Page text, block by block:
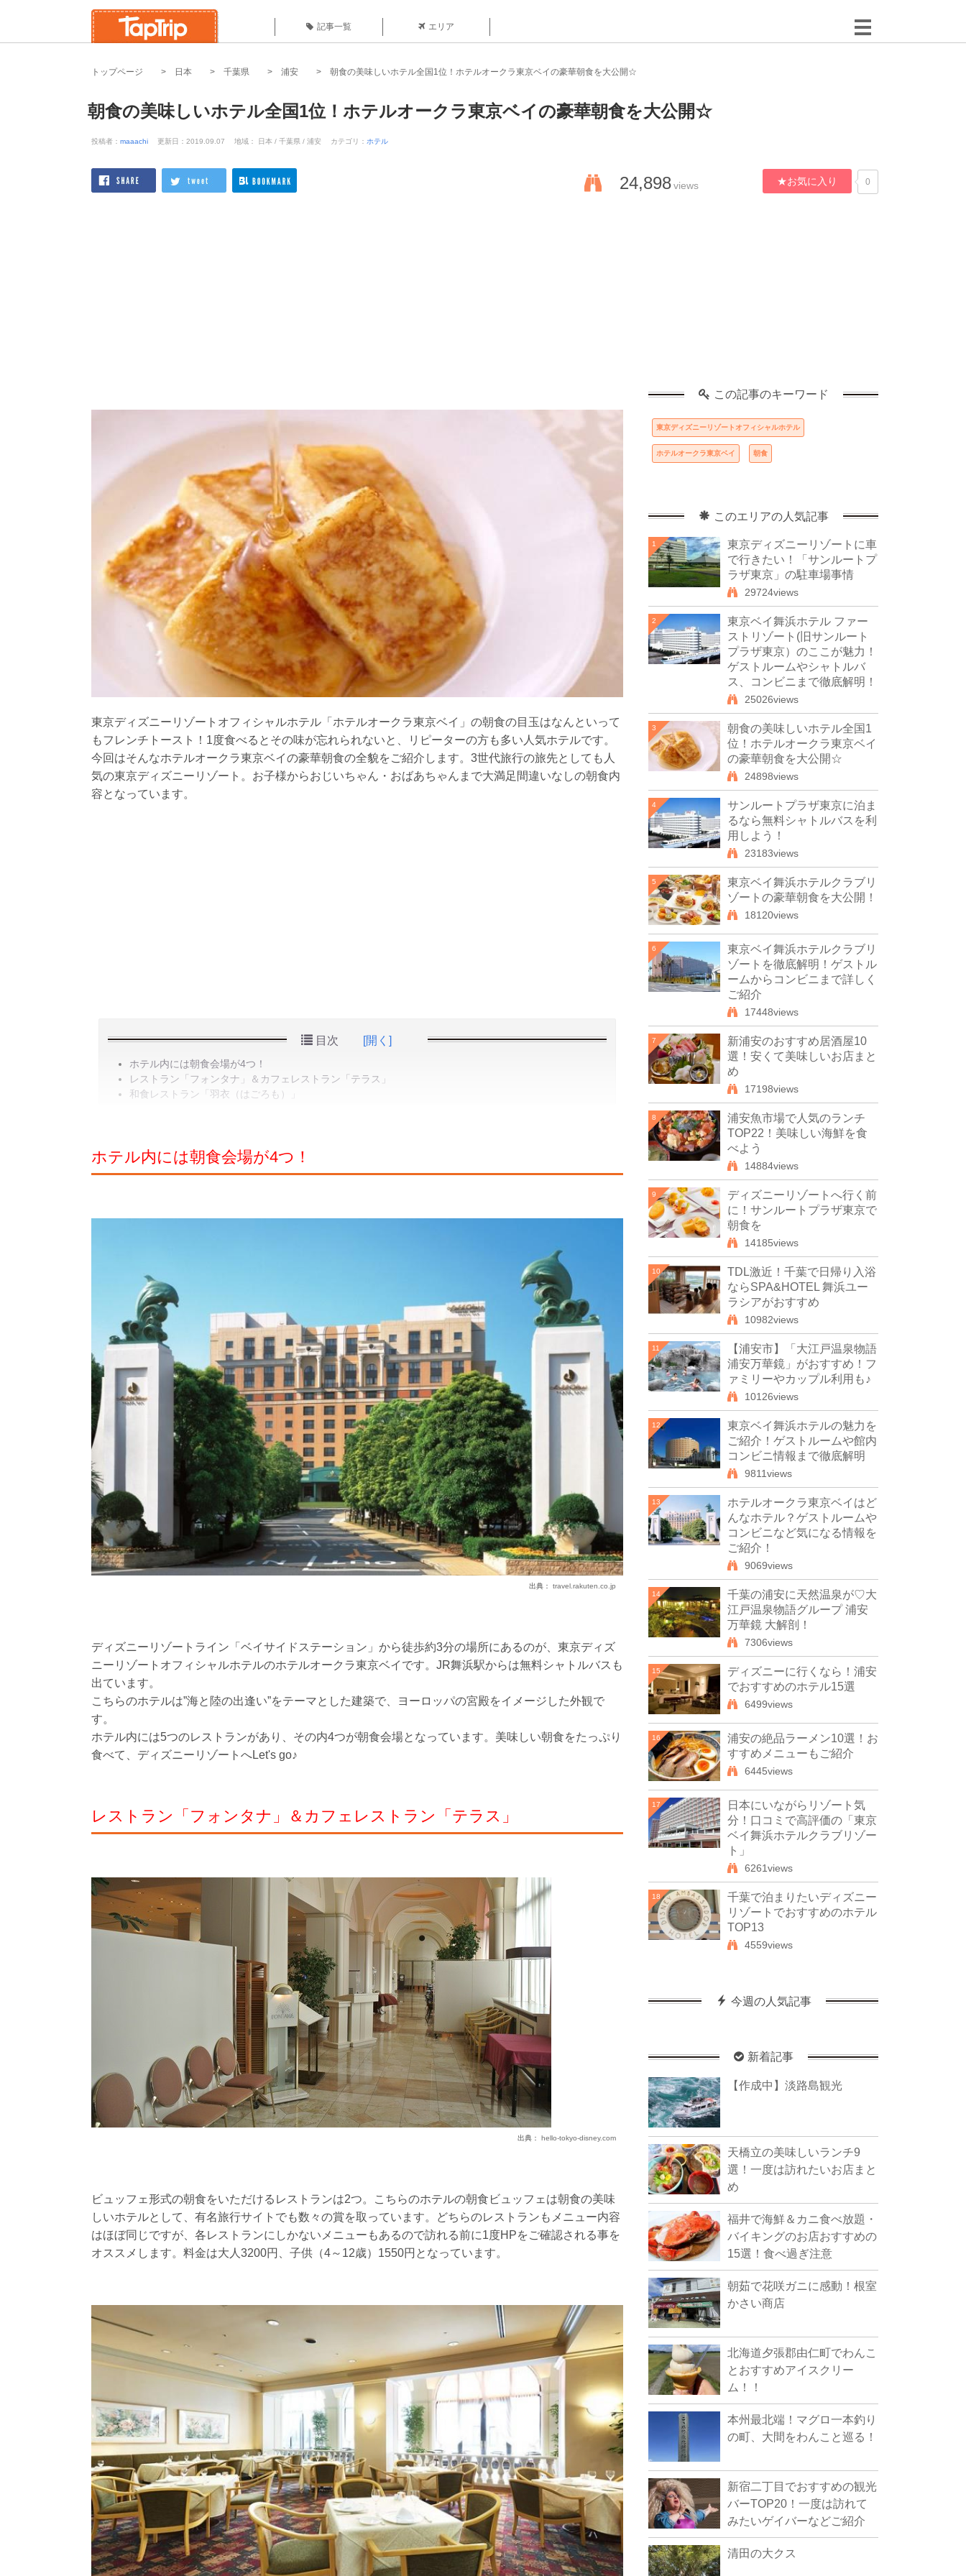
記事一覧 エリア
トップページ 日本 千葉県 浦安 朝食の美味しいホテル全国1位！ホテルオークラ東京ベイの豪華朝食を大公開☆
朝食の美味しいホテル全国1位！ホテルオークラ東京ベイの豪華朝食を大公開☆
投稿者： maaachi 更新日：2019.09.07 地域： 日本 / 千葉県 / 浦安 カテゴリ： ホテル
24,898views ★お気に入り 0
東京ディズニーリゾートオフィシャルホテル「ホテルオークラ東京ベイ」の朝食の目玉はなんといって
もフレンチトースト！1度食べるとその味が忘れられないと、リピーターの方も多い人気ホテルです。
今回はそんなホテルオークラ東京ベイの豪華朝食の全貌をご紹介します。3世代旅行の旅先としても人
気の東京ディズニーリゾート。お子様からおじいちゃん・おばあちゃんまで大満足間違いなしの朝食内
容となっています。
目次 [開く]
ホテル内には朝食会場が4つ！
レストラン「フォンタナ」＆カフェレストラン「テラス」
和食レストラン「羽衣（はごろも）」
ホテル内には朝食会場が4つ！
出典： travel.rakuten.co.jp
ディズニーリゾートライン「ベイサイドステーション」から徒歩約3分の場所にあるのが、東京ディズ
ニーリゾートオフィシャルホテルのホテルオークラ東京ベイです。JR舞浜駅からは無料シャトルバスも
出ています。
こちらのホテルは”海と陸の出逢い”をテーマとした建築で、ヨーロッパの宮殿をイメージした外観で
す。
ホテル内には5つのレストランがあり、その内4つが朝食会場となっています。美味しい朝食をたっぷり
食べて、ディズニーリゾートへLet's go♪
レストラン「フォンタナ」＆カフェレストラン「テラス」
出典： hello-tokyo-disney.com
ビュッフェ形式の朝食をいただけるレストランは2つ。こちらのホテルの朝食ビュッフェは朝食の美味
しいホテルとして、有名旅行サイトでも数々の賞を取っています。どちらのレストランもメニュー内容
はほぼ同じですが、各レストランにしかないメニューもあるので訪れる前に1度HPをご確認される事を
オススメします。料金は大人3200円、子供（4～12歳）1550円となっています。
この記事のキーワード
東京ディズニーリゾートオフィシャルホテル
ホテルオークラ東京ベイ 朝食
このエリアの人気記事
1
東京ディズニーリゾートに車
で行きたい！「サンルートプ
ラザ東京」の駐車場事情
29724views
2
東京ベイ舞浜ホテル ファー
ストリゾート(旧サンルート
プラザ東京）のここが魅力！
ゲストルームやシャトルバ
ス、コンビニまで徹底解明！
25026views
3
朝食の美味しいホテル全国1
位！ホテルオークラ東京ベイ
の豪華朝食を大公開☆
24898views
4
サンルートプラザ東京に泊ま
るなら無料シャトルバスを利
用しよう！
23183views
5
東京ベイ舞浜ホテルクラブリ
ゾートの豪華朝食を大公開！
18120views
6
東京ベイ舞浜ホテルクラブリ
ゾートを徹底解明！ゲストル
ームからコンビニまで詳しく
ご紹介
17448views
7
新浦安のおすすめ居酒屋10
選！安くて美味しいお店まと
め
17198views
8
浦安魚市場で人気のランチ
TOP22！美味しい海鮮を食
べよう
14884views
9
ディズニーリゾートへ行く前
に！サンルートプラザ東京で
朝食を
14185views
10
TDL激近！千葉で日帰り入浴
ならSPA&HOTEL 舞浜ユー
ラシアがおすすめ
10982views
11
【浦安市】「大江戸温泉物語
浦安万華鏡」がおすすめ！フ
ァミリーやカップル利用も♪
10126views
12
東京ベイ舞浜ホテルの魅力を
ご紹介！ゲストルームや館内
コンビニ情報まで徹底解明
9811views
13
ホテルオークラ東京ベイはど
んなホテル？ゲストルームや
コンビニなど気になる情報を
ご紹介！
9069views
14
千葉の浦安に天然温泉が♡大
江戸温泉物語グループ 浦安
万華鏡 大解剖！
7306views
15
ディズニーに行くなら！浦安
でおすすめのホテル15選
6499views
16
浦安の絶品ラーメン10選！お
すすめメニューもご紹介
6445views
17
日本にいながらリゾート気
分！口コミで高評価の「東京
ベイ舞浜ホテルクラブリゾー
ト」
6261views
18
千葉で泊まりたいディズニー
リゾートでおすすめのホテル
TOP13
4559views
今週の人気記事
新着記事
【作成中】淡路島観光
天橋立の美味しいランチ9
選！一度は訪れたいお店まと
め
福井で海鮮＆カニ食べ放題・
バイキングのお店おすすめの
15選！食べ過ぎ注意
朝茹で花咲ガニに感動！根室
かさい商店
北海道夕張郡由仁町でわんこ
とおすすめアイスクリー
ム！！
本州最北端！マグロ一本釣り
の町、大間をわんこと巡る！
新宿二丁目でおすすめの観光
バーTOP20！一度は訪れて
みたいゲイバーなどご紹介
清田の大クス